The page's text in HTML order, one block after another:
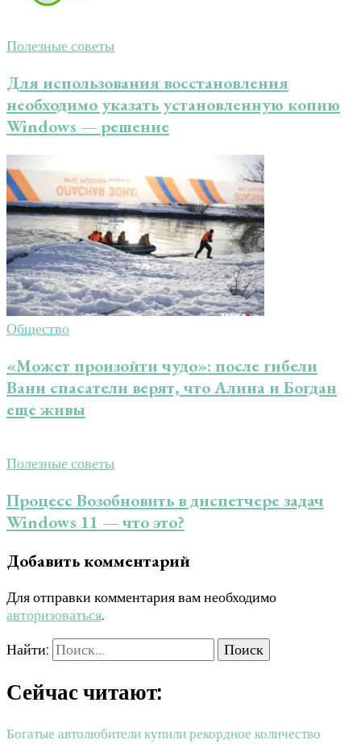
Полезные советы
Для использования восстановления
необходимо указать установленную копию
Windows — решение
Общество
«Может произойти чудо»: после гибели
Вани спасатели верят, что Алина и Богдан
еще живы
Полезные советы
Процесс Возобновить в диспетчере задач
Windows 11 — что это?
Добавить комментарий
Для отправки комментария вам необходимо
авторизоваться.
Найти:
Сейчас читают:
Богатые автолюбители купили рекордное количество